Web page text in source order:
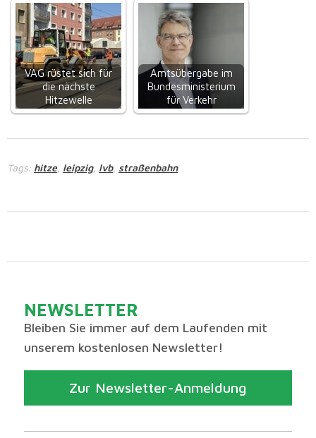
VAG rüstet sich für
die nächste
Hitzewelle
Amtsübergabe im
Bundesministerium
für Verkehr
Tags: hitze, leipzig, lvb, straßenbahn
NEWSLETTER
Bleiben Sie immer auf dem Laufenden mit
unserem kostenlosen Newsletter!
Zur Newsletter-Anmeldung